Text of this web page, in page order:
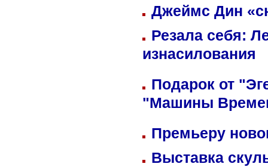
Джеймс Дин
Резала себя:
изнасилования
Подарок от
"Машины
Премьеру
Выставка